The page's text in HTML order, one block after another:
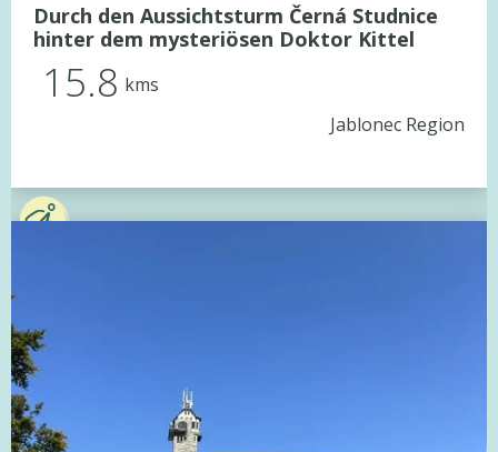
Durch den Aussichtsturm Černá Studnice
hinter dem mysteriösen Doktor Kittel
15.8 kms
Jablonec Region